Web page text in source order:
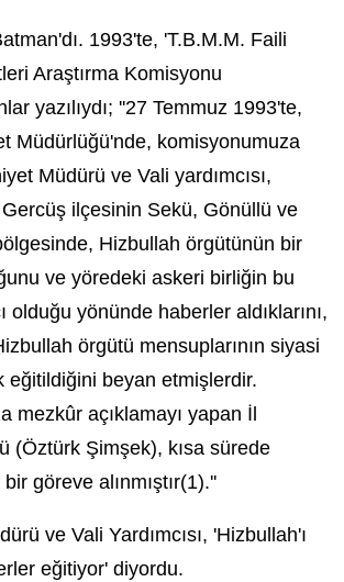
1993'te, 'T.B.M.M. Faili
Araştırma Komisyonu
yazılıydı; ''27 Temmuz 1993'te,
Müdürlüğü'nde, komisyonumuza
Müdürü ve Vali yardımcısı,
Gercüş ilçesinin Sekü, Gönüllü ve
Hizbullah örgütünün bir
ve yöredeki askeri birliğin bu
olduğu yönünde haberler aldıklarını,
örgütü mensuplarının siyasi
eğitildiğini beyan etmişlerdir.
mezkûr açıklamayı yapan İl
(Öztürk Şimşek), kısa sürede
göreve alınmıştır(1).''
ve Vali Yardımcısı, 'Hizbullah'ı
eğitiyor' diyordu.